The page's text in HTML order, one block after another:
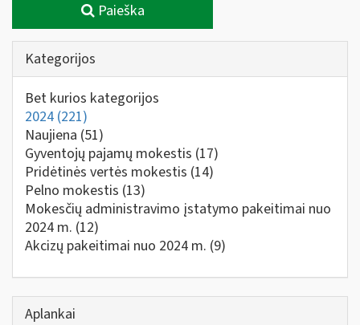
Paieška
Kategorijos
Bet kurios kategorijos
2024 (221)
Naujiena (51)
Gyventojų pajamų mokestis (17)
Pridėtinės vertės mokestis (14)
Pelno mokestis (13)
Mokesčių administravimo įstatymo pakeitimai nuo
2024 m. (12)
Akcizų pakeitimai nuo 2024 m. (9)
Aplankai